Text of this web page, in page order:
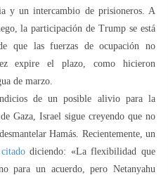
y un intercambio de prisioneros. A
la participación de Trump se está
que las fuerzas de ocupación no
expire el plazo, como hicieron
de marzo.
de un posible alivio para la
Gaza, Israel sigue creyendo que no
Hamás. Recientemente, un
citadodiciendo: «La flexibilidad que
para un acuerdo, pero Netanyahu